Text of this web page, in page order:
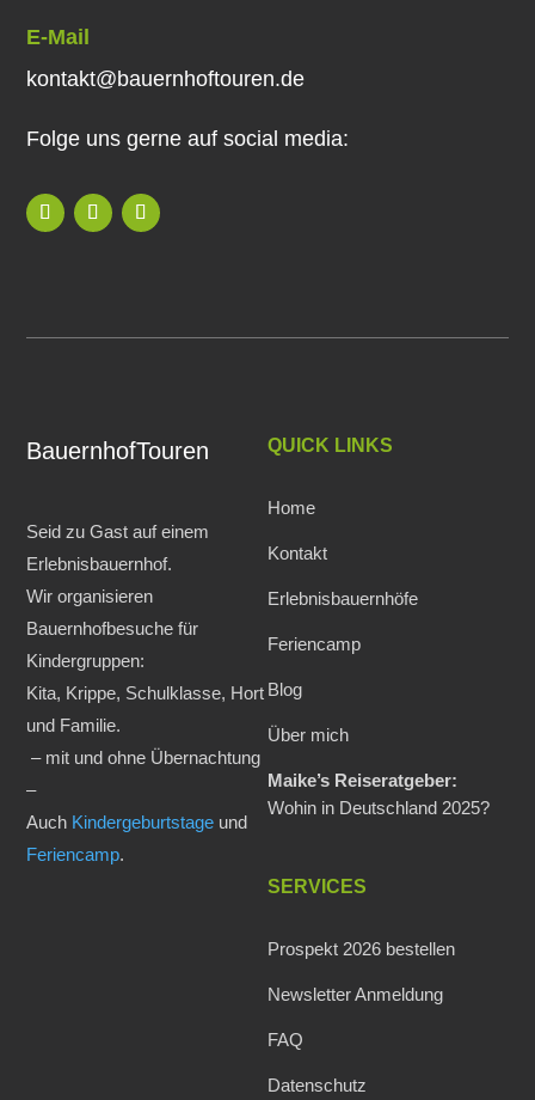
E-Mail
kontakt@bauernhoftouren.de
Folge uns gerne auf social media:
BauernhofTouren
Seid zu Gast auf einem
Erlebnisbauernhof.
Wir organisieren
Bauernhofbesuche für
Kindergruppen:
Kita, Krippe, Schulklasse, Hort
und Familie.
– mit und ohne Übernachtung
–
Auch Kindergeburtstage und
Feriencamp.
QUICK LINKS
Home
Kontakt
Erlebnisbauernhöfe
Feriencamp
Blog
Über mich
Maike’s Reiseratgeber:
Wohin in Deutschland 2025?
SERVICES
Prospekt 2026 bestellen
Newsletter Anmeldung
FAQ
Datenschutz